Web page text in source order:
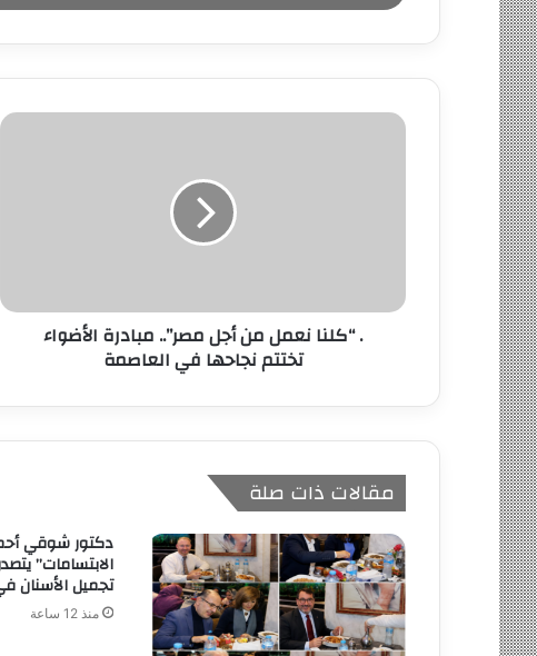
د
ا
. “كلنا نعمل من أجل مصر”.. مبادرة الأضواء
تختتم نجاحها في العاصمة
مقالات ذات صلة
دكتور شوقي
الابتسامات”
تجميل الأسنان
منذ 12 ساعة